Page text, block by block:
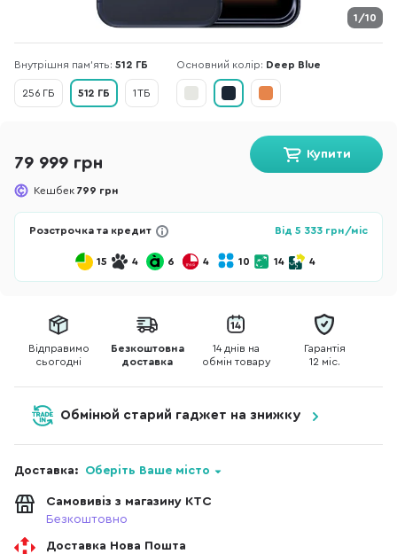
1/10
Внутрішня пам'ять: 512 ГБ
256 ГБ 512 ГБ 1 ТБ
Основний колір: Deep Blue
79 999 грн
Кешбек 799 грн
Купити
Розстрочка та кредит Від 5 333 грн/міс
15 4 6 4 10 14 4
Відправимо
сьогодні
Безкоштовна
доставка
14 днів на
обмін товару
Гарантія
12 міс.
Обмінюй старий гаджет на знижку
Доставка: Оберіть Ваше місто
Самовивіз з магазину КТС
Безкоштовно
Доставка Нова Пошта